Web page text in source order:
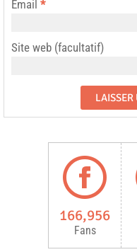
Email *
Site web (facultatif)
166,956
Fans